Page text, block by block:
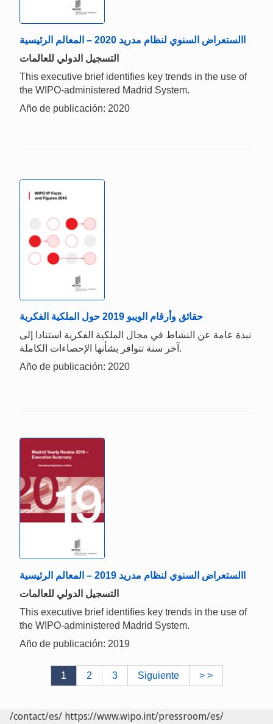
االستعراض السنوي لنظام مدريد 2020 – المعالم الرئيسية
التسجيل الدولي للعالمات
This executive brief identifies key trends in the use of
the WIPO-administered Madrid System.
Año de publicación: 2020
حقائق وأرقام الويبو 2019 حول الملكية الفكرية
نبذة عامة عن النشاط في مجال الملكية الفكرية استنادا إلى
آخر سنة تتوافر بشأنها الإحصاءات الكاملة.
Año de publicación: 2020
االستعراض السنوي لنظام مدريد 2019 – المعالم الرئيسية
التسجيل الدولي للعالمات
This executive brief identifies key trends in the use of
the WIPO-administered Madrid System.
Año de publicación: 2019
1 2 3 Siguiente > >
/contact/es/ https://www.wipo.int/pressroom/es/